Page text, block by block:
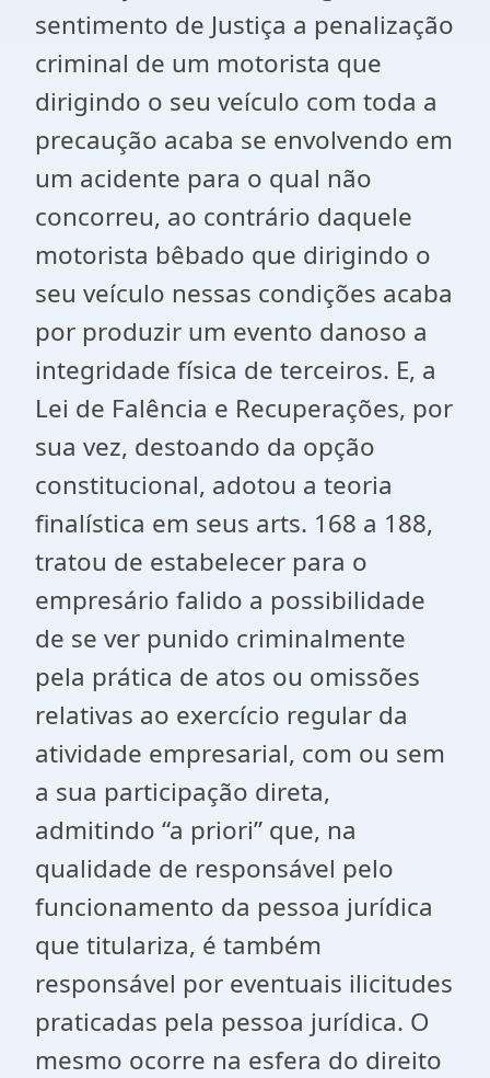
sentimento de Justiça a penalização
criminal de um motorista que
dirigindo o seu veículo com toda a
precaução acaba se envolvendo em
um acidente para o qual não
concorreu, ao contrário daquele
motorista bêbado que dirigindo o
seu veículo nessas condições acaba
por produzir um evento danoso a
integridade física de terceiros. E, a
Lei de Falência e Recuperações, por
sua vez, destoando da opção
constitucional, adotou a teoria
finalística em seus arts. 168 a 188,
tratou de estabelecer para o
empresário falido a possibilidade
de se ver punido criminalmente
pela prática de atos ou omissões
relativas ao exercício regular da
atividade empresarial, com ou sem
a sua participação direta,
admitindo “a priori” que, na
qualidade de responsável pelo
funcionamento da pessoa jurídica
que titulariza, é também
responsável por eventuais ilicitudes
praticadas pela pessoa jurídica. O
mesmo ocorre na esfera do direito